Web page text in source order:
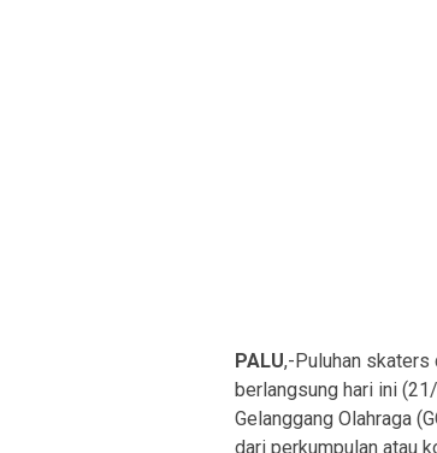
PALU,-Puluhan skaters
berlangsung hari ini
Gelanggang Olahraga
dari perkumpulan atau